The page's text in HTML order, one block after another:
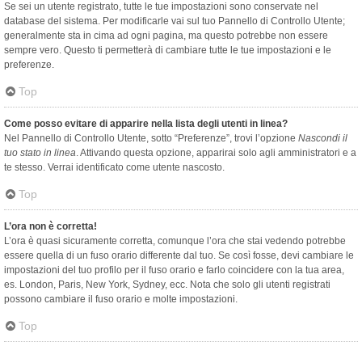
Se sei un utente registrato, tutte le tue impostazioni sono conservate nel
database del sistema. Per modificarle vai sul tuo Pannello di Controllo Utente;
generalmente sta in cima ad ogni pagina, ma questo potrebbe non essere
sempre vero. Questo ti permetterà di cambiare tutte le tue impostazioni e le
preferenze.
Top
Come posso evitare di apparire nella lista degli utenti in linea?
Nel Pannello di Controllo Utente, sotto “Preferenze”, trovi l’opzione Nascondi il
tuo stato in linea. Attivando questa opzione, apparirai solo agli amministratori e a
te stesso. Verrai identificato come utente nascosto.
Top
L’ora non è corretta!
L’ora è quasi sicuramente corretta, comunque l’ora che stai vedendo potrebbe
essere quella di un fuso orario differente dal tuo. Se così fosse, devi cambiare le
impostazioni del tuo profilo per il fuso orario e farlo coincidere con la tua area,
es. London, Paris, New York, Sydney, ecc. Nota che solo gli utenti registrati
possono cambiare il fuso orario e molte impostazioni.
Top